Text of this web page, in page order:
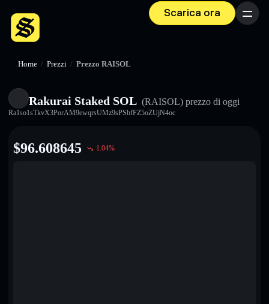
Scarica ora Menu
Home / Prezzi / Prezzo RAISOL
Rakurai Staked SOL (RAISOL) prezzo di oggi
Ra1so1sTkvX3PorAM9ewqrsUMz9sPSbfFZ5oZUjN4oc
$96.608645 1.04%